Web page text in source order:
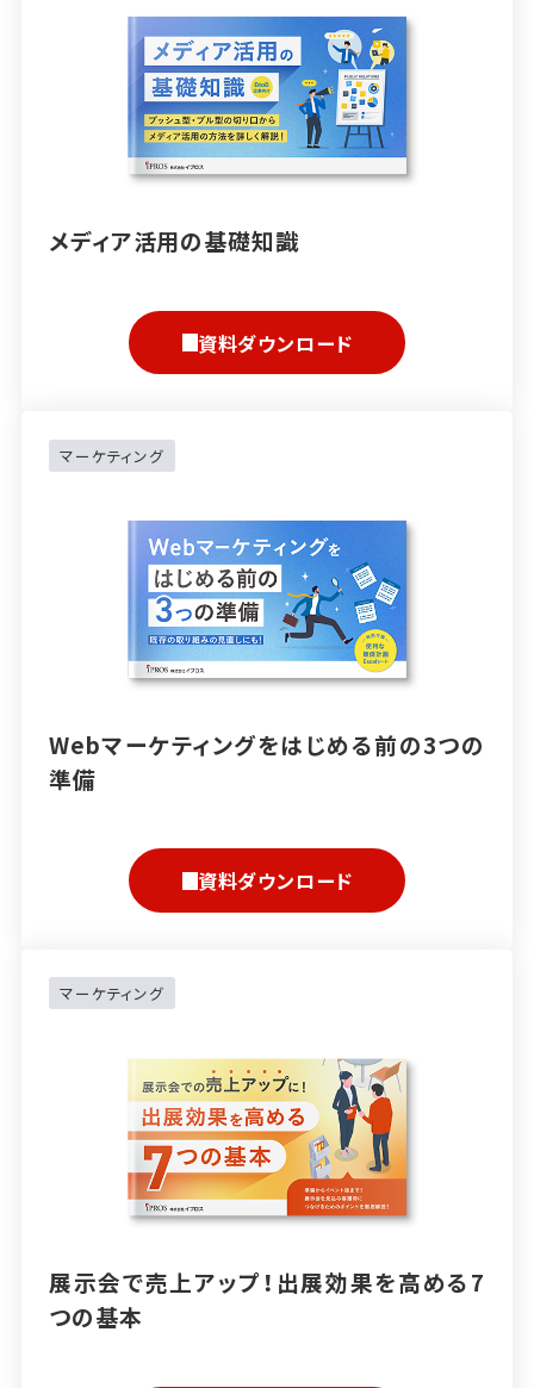
メディア活用の基礎知識
資料ダウンロード
マーケティング
Webマーケティングをはじめる前の3つの
準備
資料ダウンロード
マーケティング
展示会で売上アップ！出展効果を高める7
つの基本